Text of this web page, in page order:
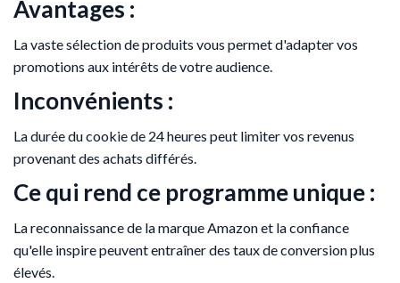
Avantages :
La vaste sélection de produits vous permet d'adapter vos
promotions aux intérêts de votre audience.
Inconvénients :
La durée du cookie de 24 heures peut limiter vos revenus
provenant des achats différés.
Ce qui rend ce programme unique :
La reconnaissance de la marque Amazon et la confiance
qu'elle inspire peuvent entraîner des taux de conversion plus
élevés.